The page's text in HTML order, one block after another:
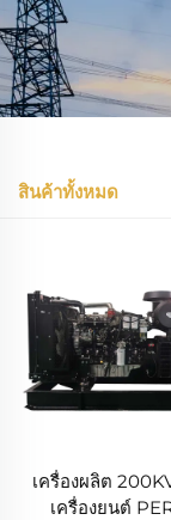
สินค้าทั้งหมด
เครื่องผลิต
เครื่องยนต์